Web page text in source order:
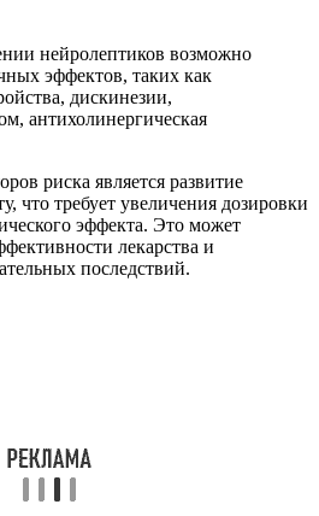
нейролептиков возможно
эффектов, таких как
дискинезии,
антихолинергическая
риска является развитие
что требует увеличения дозировки
эффекта. Это может
лекарства и
последствий.